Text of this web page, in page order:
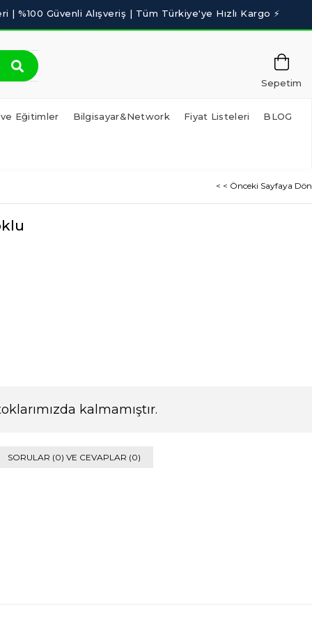
Sepetim
ve Eğitimler Bilgisayar&Network Fiyat Listeleri BLOG
< < Önceki Sayfaya Dön
kalmamıştır.
SORULAR (0) VE CEVAPLAR (0)